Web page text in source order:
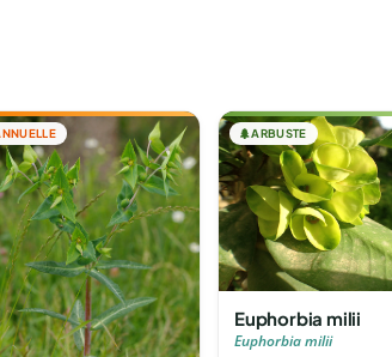
🌲ARBUSTE
Euphorbia milii
Euphorbia milii